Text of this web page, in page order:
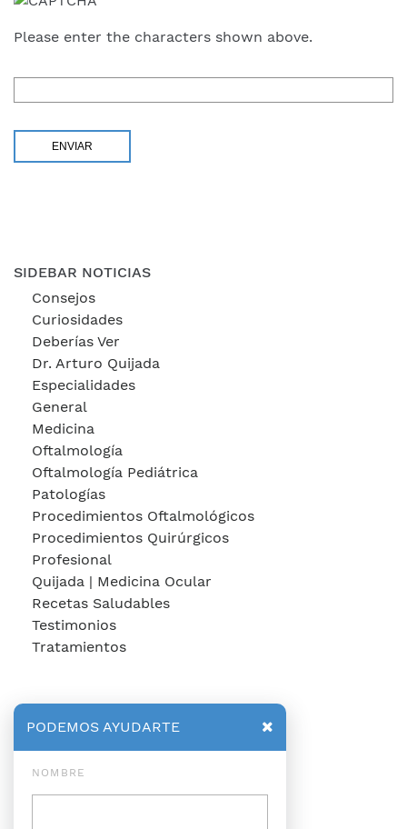
Please enter the characters shown above.
SIDEBAR NOTICIAS
Consejos
Curiosidades
Deberías Ver
Dr. Arturo Quijada
Especialidades
General
Medicina
Oftalmología
Oftalmología Pediátrica
Patologías
Procedimientos Oftalmológicos
Procedimientos Quirúrgicos
Profesional
Quijada | Medicina Ocular
Recetas Saludables
Testimonios
Tratamientos
PODEMOS AYUDARTE
NOMBRE